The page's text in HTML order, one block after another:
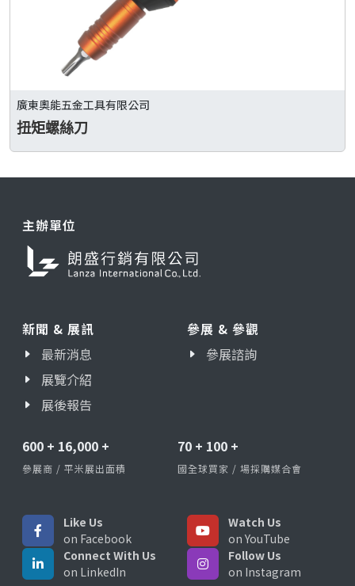
廣東奧能五金工具有限公司
扭矩螺絲刀
主辦單位
新聞 & 展訊
最新消息
展覽介紹
展後報告
參展 & 參觀
參展諮詢
600 + 16,000 +
參展商 / 平米展出面積
70 + 100 +
國全球買家 / 場採購媒合會
Like Us
on Facebook
Watch Us
on YouTube
Connect With Us
on LinkedIn
Follow Us
on Instagram